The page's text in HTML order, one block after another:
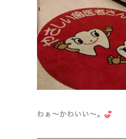
わぁ〜かわいい〜。